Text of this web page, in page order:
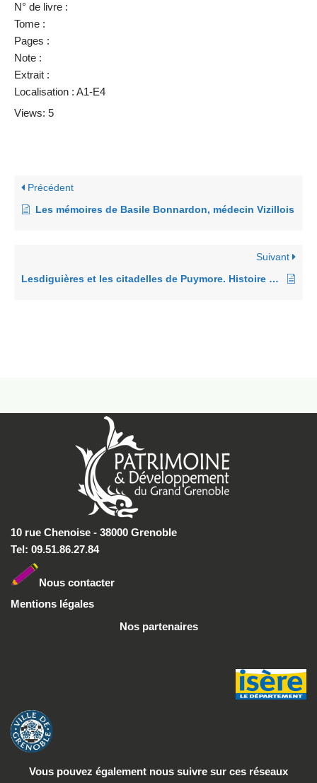
N° de livre :
Tome :
Pages :
Note :
Extrait :
Localisation : A1-E4
Views: 5
Précédent
Les mémoires de Basile Bonnardon, médecin Vizillois
Suivant
Lesdiguières et les citadelles de Puymore. Histoire de Gap de 1577 à 1633
10 rue Chenoise - 38000 Grenoble
Tel: 09.51.86.27.84
Nous contacter
Mentions légales
Nos partenaires
Vous pouvez également nous suivre sur ces réseaux